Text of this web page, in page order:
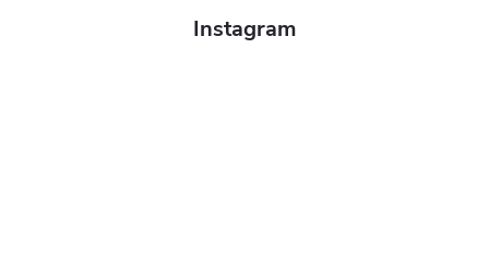
Instagram